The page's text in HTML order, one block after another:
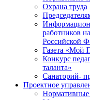
Охрана труда
работников
Российской
Газета
Конкурс
таланта»
Санаторий-
Проектное